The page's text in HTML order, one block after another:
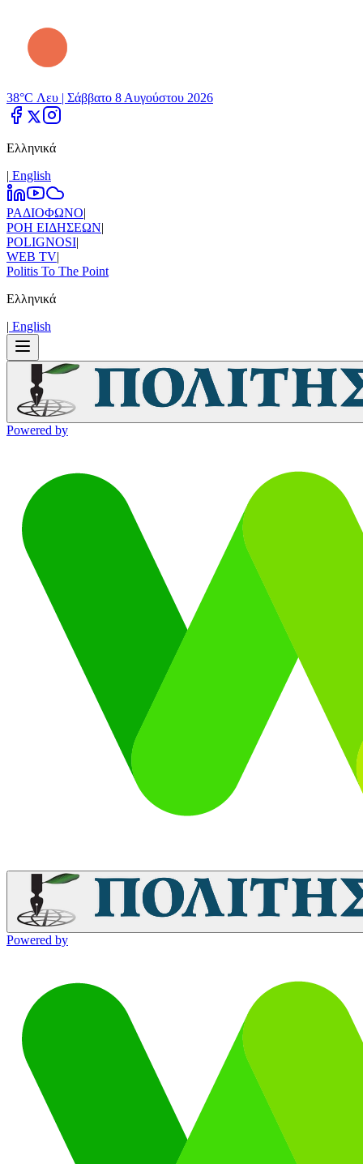
38°C Λευ | Σάββατο 8 Αυγούστου 2026
Ελληνικά
| Εnglish
ΡΑΔΙΟΦΩΝΟ|
ΡΟΗ ΕΙΔΗΣΕΩΝ|
POLIGNOSI|
WEB TV|
Politis To The Point
Ελληνικά
| Εnglish
Powered by
Powered by